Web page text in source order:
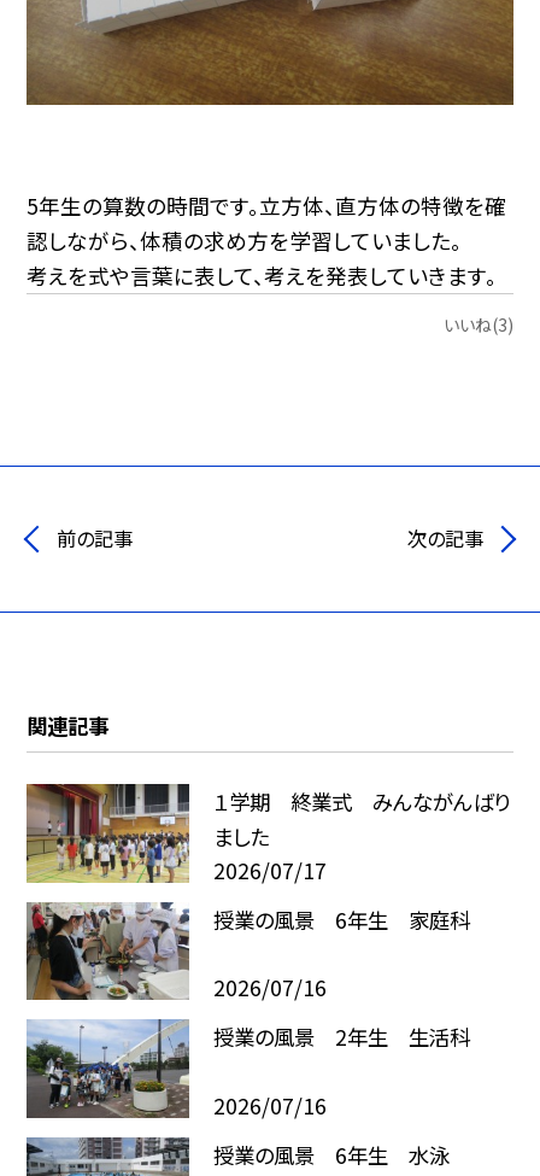
5年生の算数の時間です。立方体、直方体の特徴を確
認しながら、体積の求め方を学習していました。
考えを式や言葉に表して、考えを発表していきます。
いいね(3)
前の記事 次の記事
関連記事
１学期 終業式 みんながんばり
ました
2026/07/17
授業の風景 6年生 家庭科
2026/07/16
授業の風景 2年生 生活科
2026/07/16
授業の風景 6年生 水泳